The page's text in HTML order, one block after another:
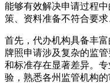
能够有效解决申请过程
策、资料准备不符合要求
首先，代办机构具备丰
牌照申请涉及复杂的监
和标准存在显著差异。
验，熟悉各州监管机构